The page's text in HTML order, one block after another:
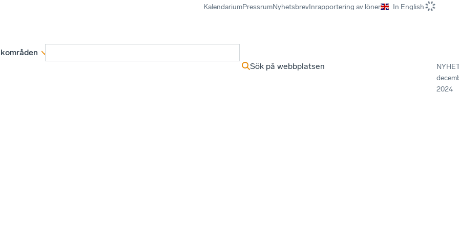
KalendariumPressrumNyhetsbrevInrapportering av löner In English
Sök på webbplatsen
2024